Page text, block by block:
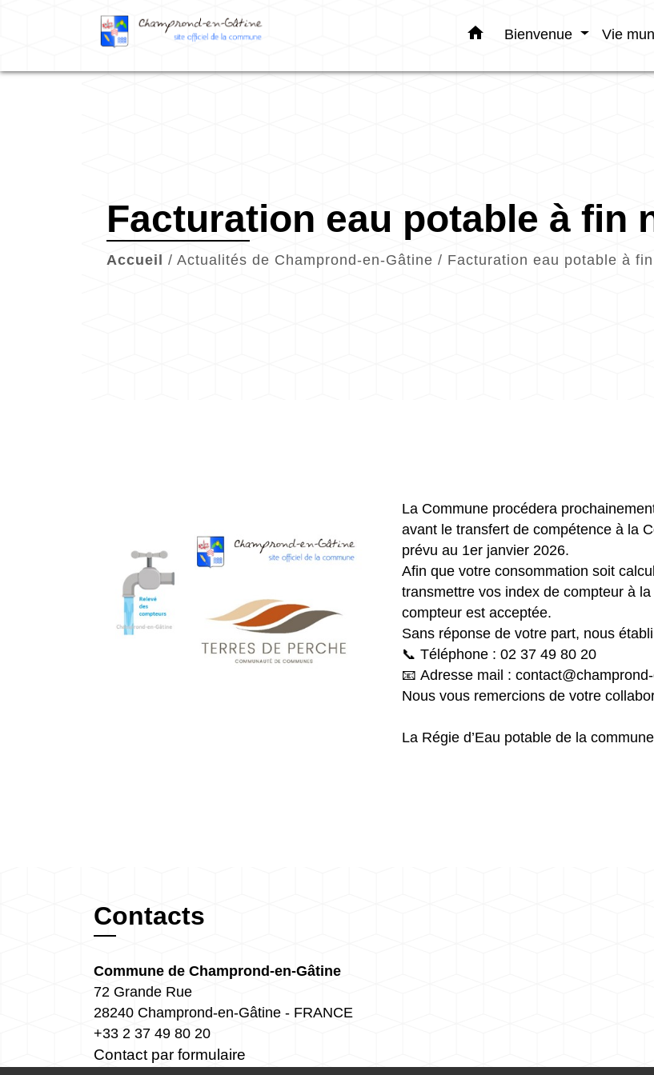
home Bienvenue Vie
Facturation eau potable à fin
Accueil / Actualités de Champrond-en-Gâtine / Facturation eau potable à
La Commune procédera
avant le transfert de compétence à la
prévu au 1er janvier 2026.
Afin que votre consommation soit
transmettre vos index de compteur à
compteur est acceptée.
Sans réponse de votre part, nous
📞 Téléphone : 02 37 49 80 20
📧 Adresse mail :
Nous vous remercions de votre
La Régie d’Eau potable de la
Contacts
Commune de Champrond-en-Gâtine
72 Grande Rue
28240 Champrond-en-Gâtine - FRANCE
+33 2 37 49 80 20
Contact par formulaire